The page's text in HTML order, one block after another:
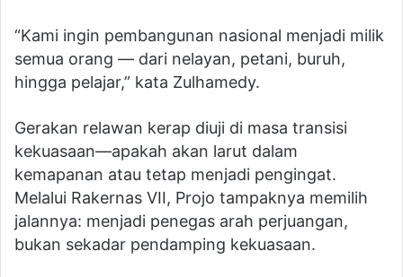
“Kami ingin pembangunan nasional menjadi milik
semua orang — dari nelayan, petani, buruh,
hingga pelajar,” kata Zulhamedy.
Gerakan relawan kerap diuji di masa transisi
kekuasaan—apakah akan larut dalam
kemapanan atau tetap menjadi pengingat.
Melalui Rakernas VII, Projo tampaknya memilih
jalannya: menjadi penegas arah perjuangan,
bukan sekadar pendamping kekuasaan.